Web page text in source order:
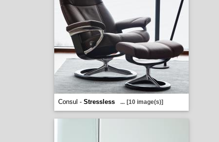
Consul - Stressless ... [10 image(s)]